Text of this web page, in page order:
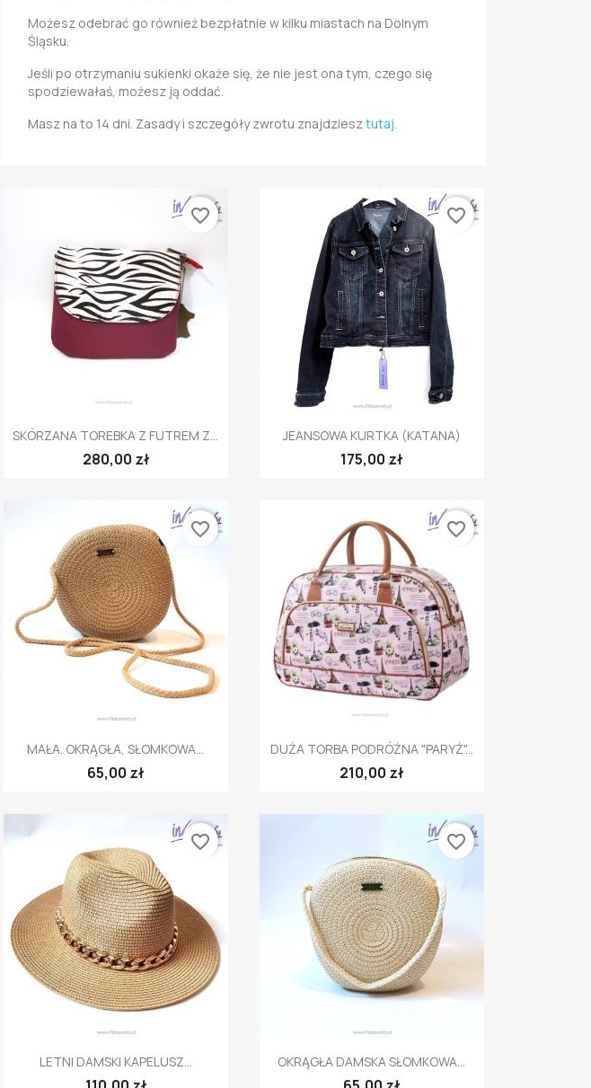
Możesz odebrać go również bezpłatnie w kilku miastach na Dolnym
Śląsku.
Jeśli po otrzymaniu sukienki okaże się, że nie jest ona tym, czego się
spodziewałaś, możesz ją oddać.
Masz na to 14 dni. Zasady i szczegóły zwrotu znajdziesztutaj.
Szybki podgląd
SKÓRZANA TOREBKA Z FUTREM Z...
280,00 zł
favorite_border
Szybki podgląd
JEANSOWA KURTKA (KATANA)
175,00 zł
favorite_border
Szybki podgląd
MAŁA. OKRĄGŁA, SŁOMKOWA...
65,00 zł
favorite_border
Szybki podgląd
DUŻA TORBA PODRÓŻNA "PARYŻ"...
210,00 zł
favorite_border
 Szybki podgląd
LETNI DAMSKI KAPELUSZ...
favorite_border
Szybki podgląd
OKRĄGŁA DAMSKA SŁOMKOWA...
favorite_border